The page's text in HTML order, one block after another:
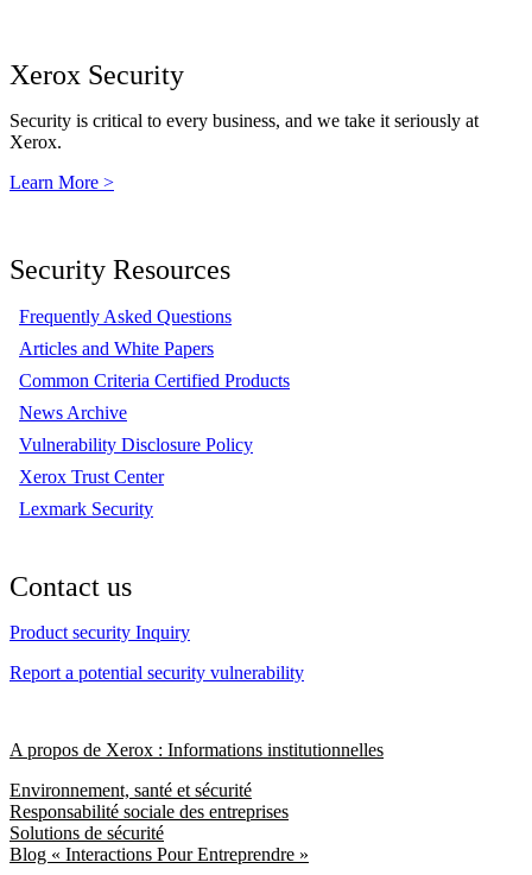
Xerox Security
Security is critical to every business, and we take it seriously at
Xerox.
Learn More >
Security Resources
Frequently Asked Questions
Articles and White Papers
Common Criteria Certified Products
News Archive
Vulnerability Disclosure Policy
Xerox Trust Center
Lexmark Security
Contact us
Product security Inquiry
Report a potential security vulnerability
A propos de Xerox : Informations institutionnelles
Environnement, santé et sécurité
Responsabilité sociale des entreprises
Solutions de sécurité
Blog « Interactions Pour Entreprendre »